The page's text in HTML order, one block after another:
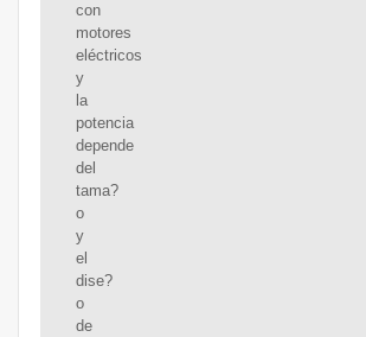
con
motores
eléctricos
y
la
potencia
depende
del
tama?
o
y
el
dise?
o
de